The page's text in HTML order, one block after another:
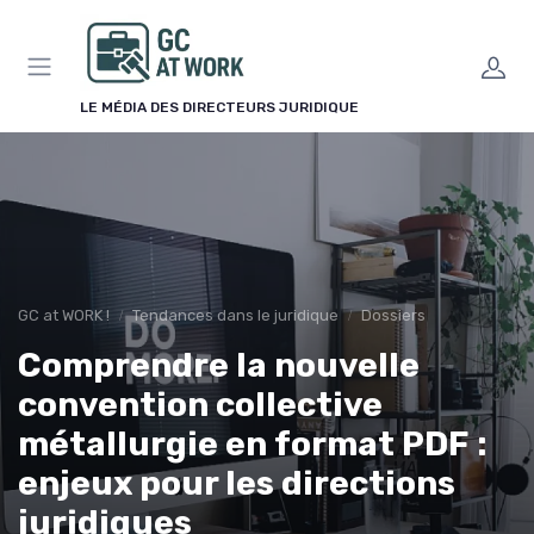
LE MÉDIA DES DIRECTEURS JURIDIQUE
GC at WORK ! Tendances dans le juridique Dossiers
Comprendre la nouvelle
convention collective
métallurgie en format PDF :
enjeux pour les directions
juridiques